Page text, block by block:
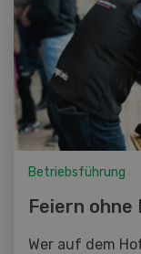
Betriebsführung
Feiern ohne
Wer auf dem